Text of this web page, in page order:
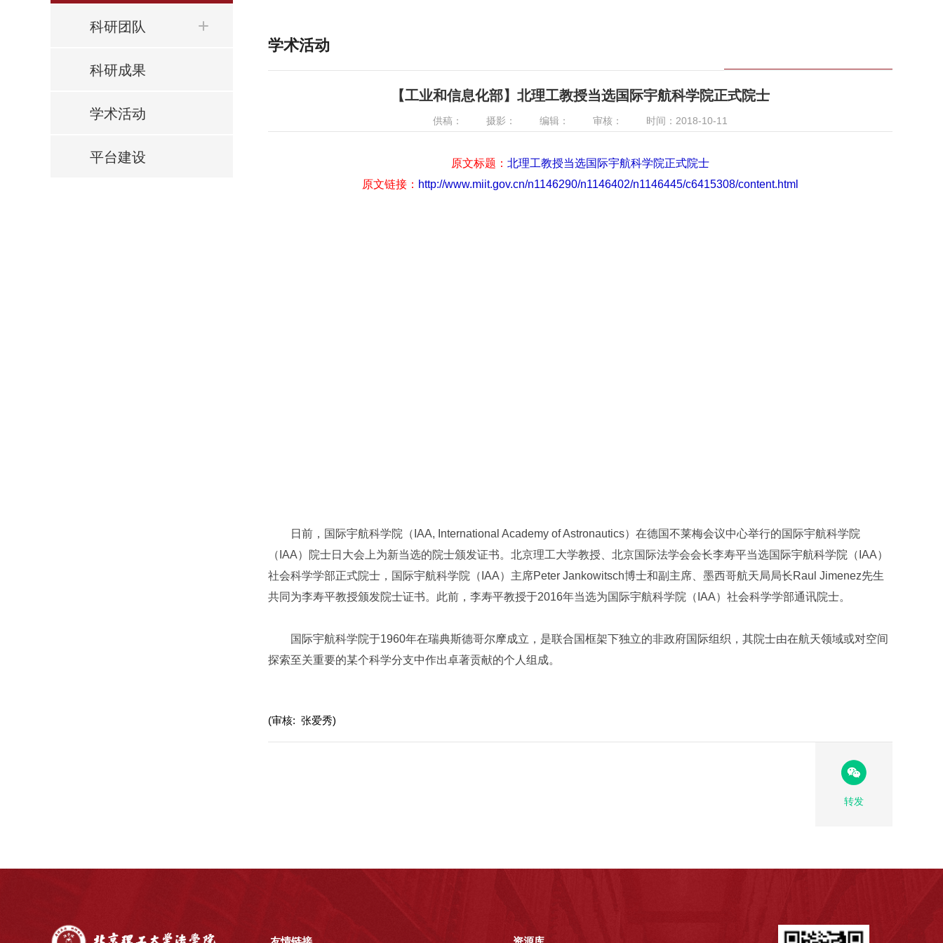
科研团队
科研成果
学术活动
平台建设
学术活动
【工业和信息化部】北理工教授当选国际宇航科学院正式院士
供稿： 摄影： 编辑： 审核： 时间：2018-10-11
原文标题： 北理工教授当选国际宇航科学院正式院士
原文链接： http://www.miit.gov.cn/n1146290/n1146402/n1146445/c6415308/content.html
日前，国际宇航科学院（IAA, International Academy of Astronautics）在德国不莱梅会议中心举行的国际宇航科学院
（IAA）院士日大会上为新当选的院士颁发证书。北京理工大学教授、北京国际法学会会长李寿平当选国际宇航科学院（IAA）
社会科学学部正式院士，国际宇航科学院（IAA）主席Peter Jankowitsch博士和副主席、墨西哥航天局局长Raul Jimenez先生
共同为李寿平教授颁发院士证书。此前，李寿平教授于2016年当选为国际宇航科学院（IAA）社会科学学部通讯院士。
国际宇航科学院于1960年在瑞典斯德哥尔摩成立，是联合国框架下独立的非政府国际组织，其院士由在航天领域或对空间
探索至关重要的某个科学分支中作出卓著贡献的个人组成。
(审核: 张爱秀)
转发